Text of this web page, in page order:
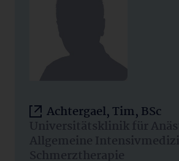
Achtergael, Tim, BSc
Universitätsklinik für
Allgemeine
Schmerztherapie